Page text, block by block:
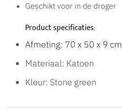
Geschikt voor in de droger
Product specificaties:
Afmeting: 70 x 50 x 9 cm
Materiaal: Katoen
Kleur: Stone green